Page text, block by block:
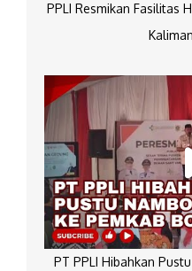
PPLI Resmikan Fasilitas
PT PPLI Hibahkan